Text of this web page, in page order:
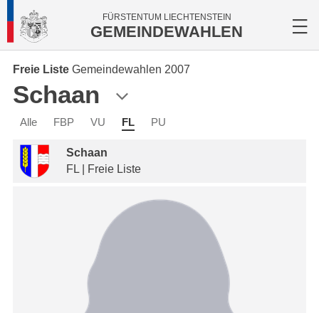
FÜRSTENTUM LIECHTENSTEIN
GEMEINDEWAHLEN
Freie Liste Gemeindewahlen 2007
Schaan
Alle FBP VU FL PU
Schaan
FL | Freie Liste